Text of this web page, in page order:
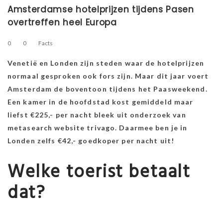
Amsterdamse hotelprijzen tijdens Pasen
overtreffen heel Europa
0 0 Facts
Venetië en Londen zijn steden waar de hotelprijzen
normaal gesproken ook fors zijn. Maar dit jaar voert
Amsterdam de boventoon tijdens het Paasweekend.
Een kamer in de hoofdstad kost gemiddeld maar
liefst €225,- per nacht bleek uit onderzoek van
metasearch website trivago. Daarmee ben je in
Londen zelfs €42,- goedkoper per nacht uit!
Welke toerist betaalt
dat?